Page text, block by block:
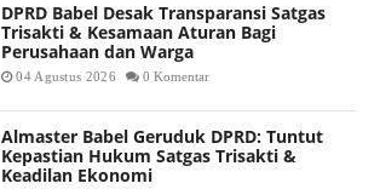
DPRD Babel Desak Transparansi Satgas
Trisakti & Kesamaan Aturan Bagi
Perusahaan dan Warga
04 Agustus 2026 0 Komentar
Almaster Babel Geruduk DPRD: Tuntut
Kepastian Hukum Satgas Trisakti &
Keadilan Ekonomi